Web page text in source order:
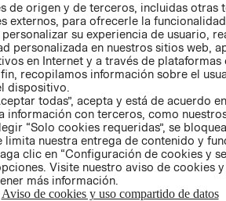
COOKIES
LIBRO DE
de origen y de terceros, incluidas otras
externos, para ofrecerle la
su experiencia de usuario,
personalizada en nuestros sitios web,
en Internet y a través de plataformas
recopilamos información sobre el
dispositivo.
todas”, acepta y está de acuerdo
información con terceros, como
“Solo cookies requeridas”, se
limita nuestra entrega de contenido y
clic en “Configuración de cookies y
Visite nuestro aviso de cookies
más información.
Aviso de cookies y uso compartido de datos